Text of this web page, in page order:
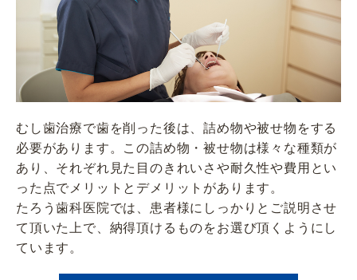
むし歯治療で歯を削った後は、詰め物や被せ物をする
必要があります。この詰め物・被せ物は様々な種類が
あり、それぞれ見た目のきれいさや耐久性や費用とい
った点でメリットとデメリットがあります。
たろう歯科医院では、患者様にしっかりとご説明させ
て頂いた上で、納得頂けるものをお選び頂くようにし
ています。